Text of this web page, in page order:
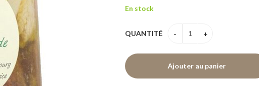
En stock
QUANTITÉ